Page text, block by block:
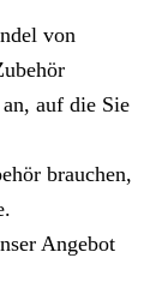
von
auf die Sie
brauchen,
Angebot